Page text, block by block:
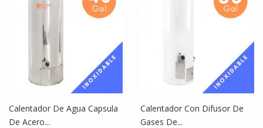
Calentador De Agua Capsula
De Acero...
Calentador Con Difusor De
Gases De...